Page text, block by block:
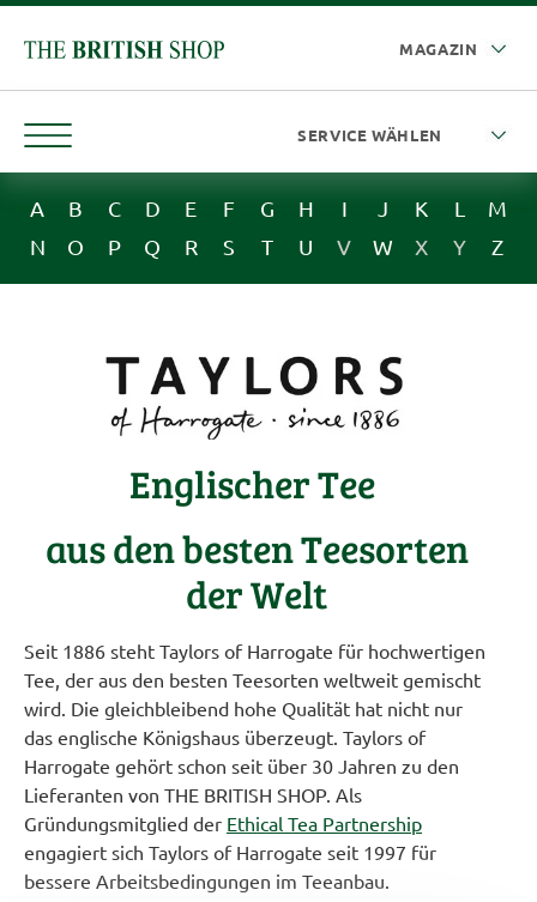
A B C D E F G H I J K L
M
N
O P Q R S T U V W X Y Z
Englischer Tee
aus den besten Teesorten
der Welt
Seit 1886 steht Taylors of Harrogate für hochwertigen
Tee, der aus den besten Teesorten weltweit gemischt
wird. Die gleichbleibend hohe Qualität hat nicht nur
das englische Königshaus überzeugt. Taylors of
Harrogate gehört schon seit über 30 Jahren zu den
Lieferanten von THE BRITISH SHOP. Als
Gründungsmitglied der Ethical Tea Partnership
engagiert sich Taylors of Harrogate seit 1997 für
bessere Arbeitsbedingungen im Teeanbau.